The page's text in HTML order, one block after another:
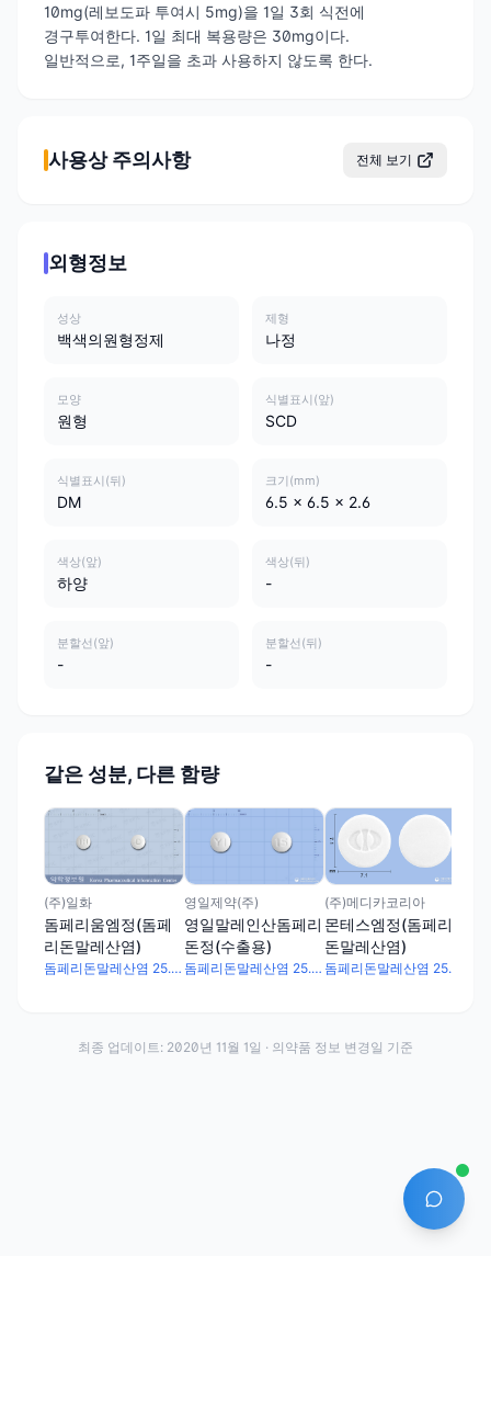
10mg(레보도파 투여시 5mg)을 1일 3회 식전에
경구투여한다. 1일 최대 복용량은 30mg이다.
일반적으로, 1주일을 초과 사용하지 않도록 한다.
사용상 주의사항 전체 보기
외형정보
성상
백색의원형정제
제형
나정
모양
원형
식별표시(앞)
SCD
식별표시(뒤)
DM
크기(mm)
6.5 x 6.5 x 2.6
색상(앞)
하양
색상(뒤)
-
분할선(앞)
-
분할선(뒤)
-
같은 성분, 다른 함량
(주)일화
돔페리움엠정(돔페
리돈말레산염)
돔페리돈말레산염 25.44mg
영일제약(주)
영일말레인산돔페리
돈정(수출용)
돔페리돈말레산염 25.44mg
(주)메디카코리아
몬테스엠정(돔페리
돈말레산염)
AI 에이
최종 업데이트: 2020년 11월 1일 · 의약품 정보 변경일 기준